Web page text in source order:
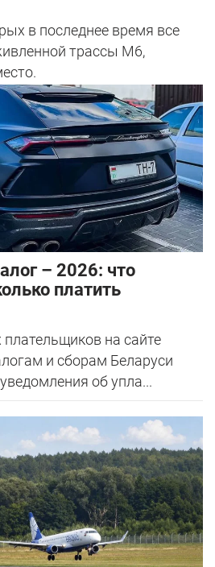
в последнее время все
трассы М6,
– 2026: что
платить
на сайте
и сборам Беларуси
об упла...